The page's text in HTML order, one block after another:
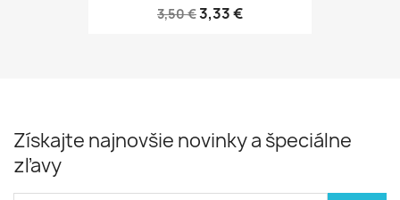
3,50 €3,33 €
Získajte najnovšie novinky a špeciálne
zľavy